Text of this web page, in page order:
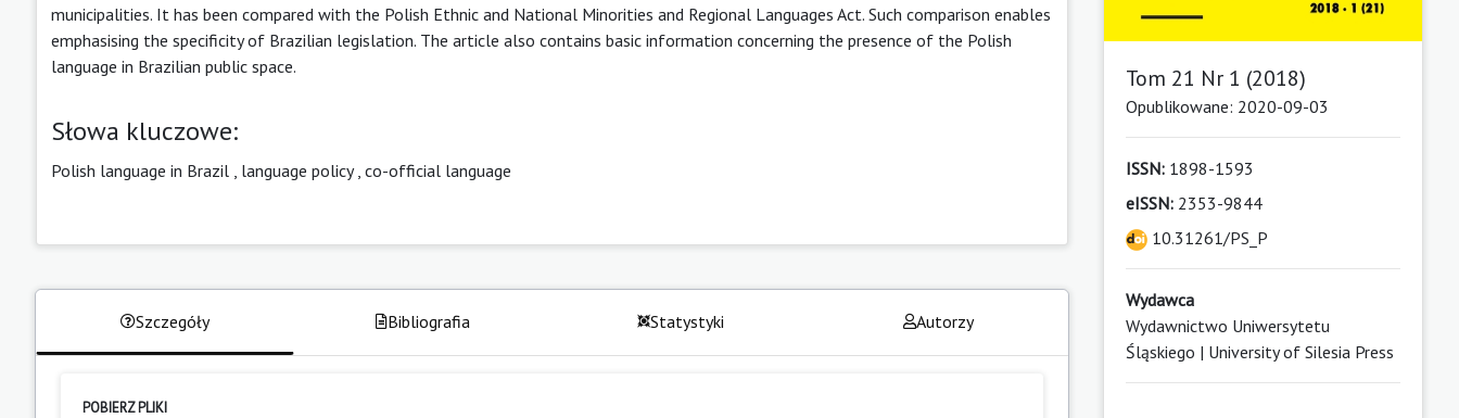
municipalities. It has been compared with the Polish Ethnic and National Minorities and Regional Languages Act. Such comparison enables
emphasising the specificity of Brazilian legislation. The article also contains basic information concerning the presence of the Polish
language in Brazilian public space.
Słowa kluczowe:
Polish language in Brazil language policy, co-official language
Szczegóły Bibliografia Statystyki Autorzy
POBIERZ PLIKI
Tom 21 Nr 1 (2018)
Opublikowane: 2020-09-03
ISSN:1898-1593
eISSN:2353-9844
10.31261/PS_P
Wydawca
Wydawnictwo Uniwersytetu
Śląskiego | University of Silesia Press